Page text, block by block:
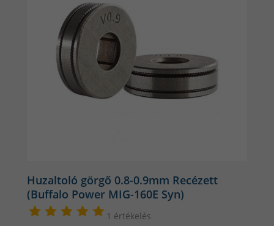
Huzaltoló görgő 0.8-0.9mm Recézett
(Buffalo Power MIG-160E Syn)
1 értékelés